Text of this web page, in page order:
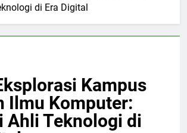
di Era Digital
Kampus
Ilmu Komputer:
Ahli Teknologi di